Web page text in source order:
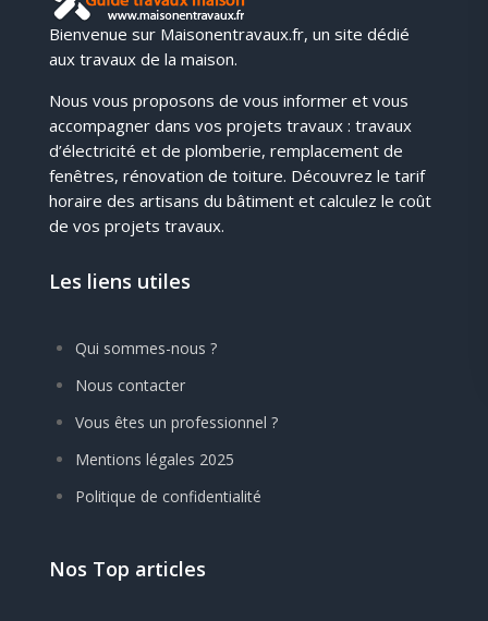
Bienvenue sur Maisonentravaux.fr, un site dédié
aux travaux de la maison.
Nous vous proposons de vous informer et vous
accompagner dans vos projets travaux : travaux
d’électricité et de plomberie, remplacement de
fenêtres, rénovation de toiture. Découvrez le tarif
horaire des artisans du bâtiment et calculez le coût
de vos projets travaux.
Les liens utiles
Qui sommes-nous ?
Nous contacter
Vous êtes un professionnel ?
Mentions légales 2025
Politique de confidentialité
Nos Top articles